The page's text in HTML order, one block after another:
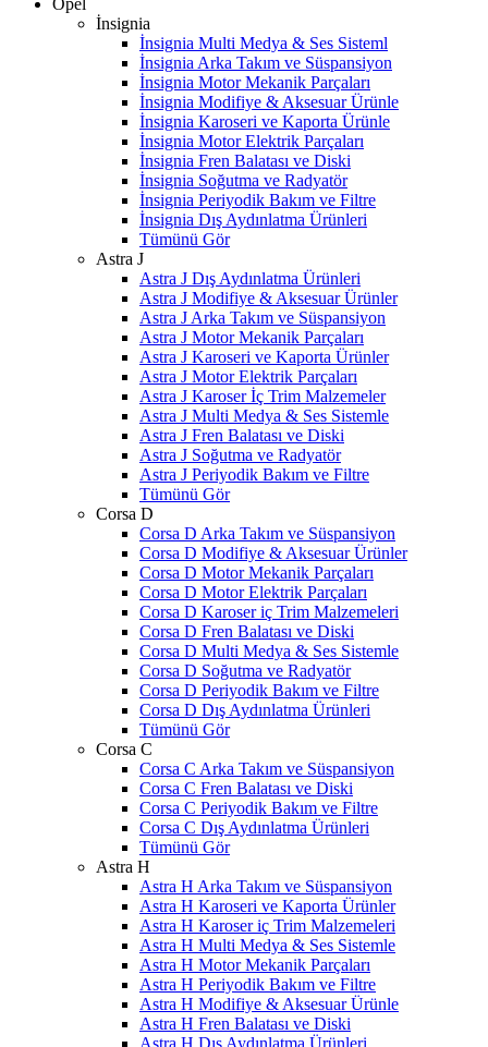
Opel
İnsignia
İnsignia Multi Medya & Ses Sisteml
İnsignia Arka Takım ve Süspansiyon
İnsignia Motor Mekanik Parçaları
İnsignia Modifiye & Aksesuar Ürünle
İnsignia Karoseri ve Kaporta Ürünle
İnsignia Motor Elektrik Parçaları
İnsignia Fren Balatası ve Diski
İnsignia Soğutma ve Radyatör
İnsignia Periyodik Bakım ve Filtre
İnsignia Dış Aydınlatma Ürünleri
Tümünü Gör
Astra J
Astra J Dış Aydınlatma Ürünleri
Astra J Modifiye & Aksesuar Ürünler
Astra J Arka Takım ve Süspansiyon
Astra J Motor Mekanik Parçaları
Astra J Karoseri ve Kaporta Ürünler
Astra J Motor Elektrik Parçaları
Astra J Karoser İç Trim Malzemeler
Astra J Multi Medya & Ses Sistemle
Astra J Fren Balatası ve Diski
Astra J Soğutma ve Radyatör
Astra J Periyodik Bakım ve Filtre
Tümünü Gör
Corsa D
Corsa D Arka Takım ve Süspansiyon
Corsa D Modifiye & Aksesuar Ürünler
Corsa D Motor Mekanik Parçaları
Corsa D Motor Elektrik Parçaları
Corsa D Karoser iç Trim Malzemeleri
Corsa D Fren Balatası ve Diski
Corsa D Multi Medya & Ses Sistemle
Corsa D Soğutma ve Radyatör
Corsa D Periyodik Bakım ve Filtre
Corsa D Dış Aydınlatma Ürünleri
Tümünü Gör
Corsa C
Corsa C Arka Takım ve Süspansiyon
Corsa C Fren Balatası ve Diski
Corsa C Periyodik Bakım ve Filtre
Corsa C Dış Aydınlatma Ürünleri
Tümünü Gör
Astra H
Astra H Arka Takım ve Süspansiyon
Astra H Karoseri ve Kaporta Ürünler
Astra H Karoser iç Trim Malzemeleri
Astra H Multi Medya & Ses Sistemle
Astra H Motor Mekanik Parçaları
Astra H Periyodik Bakım ve Filtre
Astra H Modifiye & Aksesuar Ürünle
Astra H Fren Balatası ve Diski
Astra H Dış Aydınlatma Ürünleri